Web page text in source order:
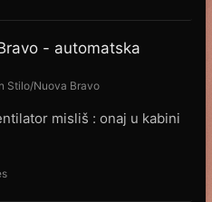
- automatska
Stilo/Nuova Bravo
misliš : onaj u kabini